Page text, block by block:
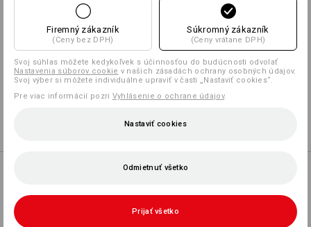
Prispôsobenie:
Vytvoriť podľa seba
Firemný zákazník
(Ceny bez DPH)
Súkromný zákazník
(Ceny vrátane DPH)
Svoj súhlas môžete kedykoľvek s účinnosťou do budúcnosti odvolať
Nastavenia súborov cookie v našich zásadách ochrany osobných údajov.
Svoj výber si môžete individuálne upraviť v časti „Nastaviť cookies“.
Pre viac informácií pozri Vyhlásenie o ochrane údajov.
Nastaviť cookies
Odmietnuť všetko
Prijať všetko